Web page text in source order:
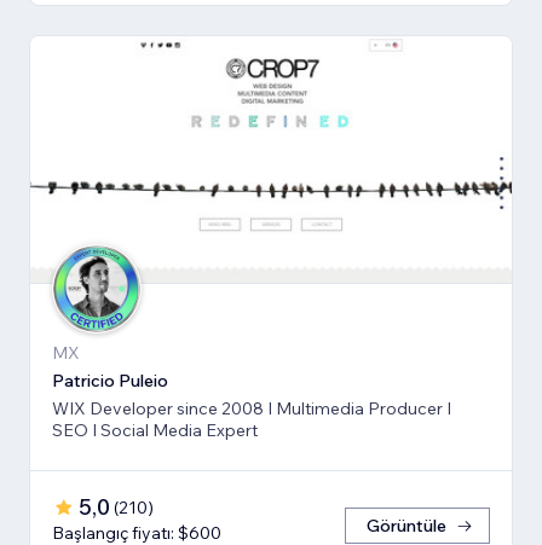
MX
Patricio Puleio
WIX Developer since 2008 I Multimedia Producer I
SEO I Social Media Expert
5,0 (210)
Başlangıç fiyatı: $600
Görüntüle